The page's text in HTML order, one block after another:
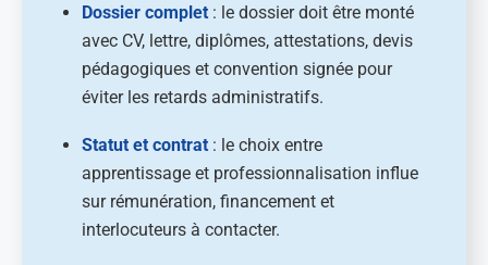
Dossier complet : le dossier doit être monté
avec CV, lettre, diplômes, attestations, devis
pédagogiques et convention signée pour
éviter les retards administratifs.
Statut et contrat : le choix entre
apprentissage et professionnalisation influe
sur rémunération, financement et
interlocuteurs à contacter.